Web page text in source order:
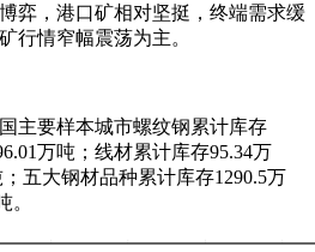
弈，港口矿相对坚挺，终端需求缓
行情窄幅震荡为主。
主要样本城市螺纹钢累计库存
万吨；线材累计库存95.34万
五大钢材品种累计库存1290.5万
。